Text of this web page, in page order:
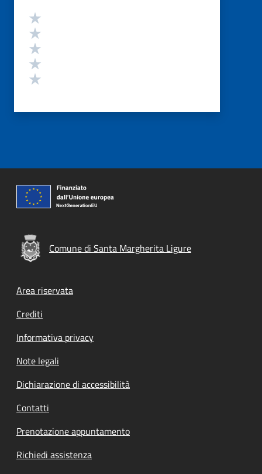
Valutazione
Comune di Santa Margherita Ligure
Footer menu
Area riservata
Crediti
Informativa privacy
Note legali
Dichiarazione di accessibilità
Contatti
Prenotazione appuntamento
Richiedi assistenza